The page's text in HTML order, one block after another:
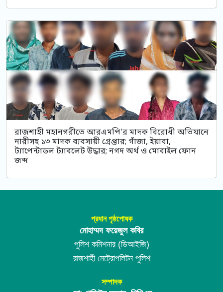
রাজশাহী মহানগরীতে আরএমপি'র মাদক বিরোধী অভিযানে
নারীসহ ১৩ মাদক ব্যবসায়ী গ্রেপ্তার; গাঁজা, ইয়াবা,
ট্যাপেন্টাডল ট্যাবলেট উদ্ধার; নগদ অর্থ ও মোবাইল ফোন
জব্দ
প্রধান পৃষ্ঠপোষক
মোহাম্মদ ফয়েজুল কবির
পুলিশ কমিশনার (ডিআইজি)
রাজশাহী মেট্রোপলিটন পুলিশ
সম্পাদক